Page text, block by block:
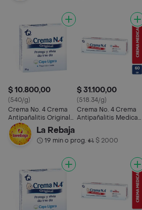
$ 10.800,00
(540/g)
Crema No. 4 Crema
Antipañalitis Original
Capa Ligera
$ 31.100,00
(518.34/g)
Crema No. 4 Crema
Antipañalitis Medicada
La Rebaja
19 min o prog.• $ 2000